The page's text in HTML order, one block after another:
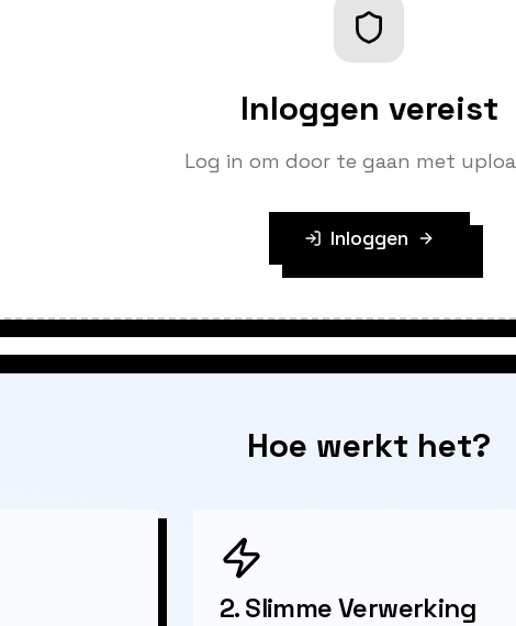
Inloggen vereist
Log in om door te gaan met
Inloggen
Hoe werkt het?
2.Slimme Verwerking